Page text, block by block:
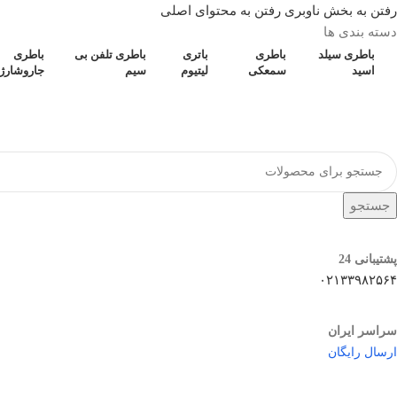
رفتن به بخش ناوبری رفتن به محتوای اصلی
دسته بندی ها
باطری سیلد
اسید
باطری
سمعکی
باتری
لیتیوم
باطری تلفن بی
سیم
باطری
جستجو
پشتیبانی 24
۰۲۱۳۳۹۸۲۵۶۴
سراسر ایران
ارسال رایگان